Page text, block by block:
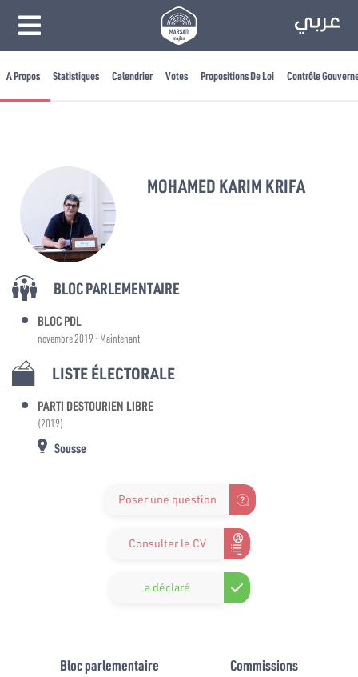
A Propos Statistiques Calendrier Votes Propositions De Loi Contrôle
MOHAMED KARIM KRIFA
BLOC PARLEMENTAIRE
BLOC PDL
novembre 2019 - Maintenant
LISTE ÉLECTORALE
PARTI DESTOURIEN LIBRE
(2019)
Sousse
Poser une question
Consulter le CV
a déclaré
Bloc parlementaire Commissions